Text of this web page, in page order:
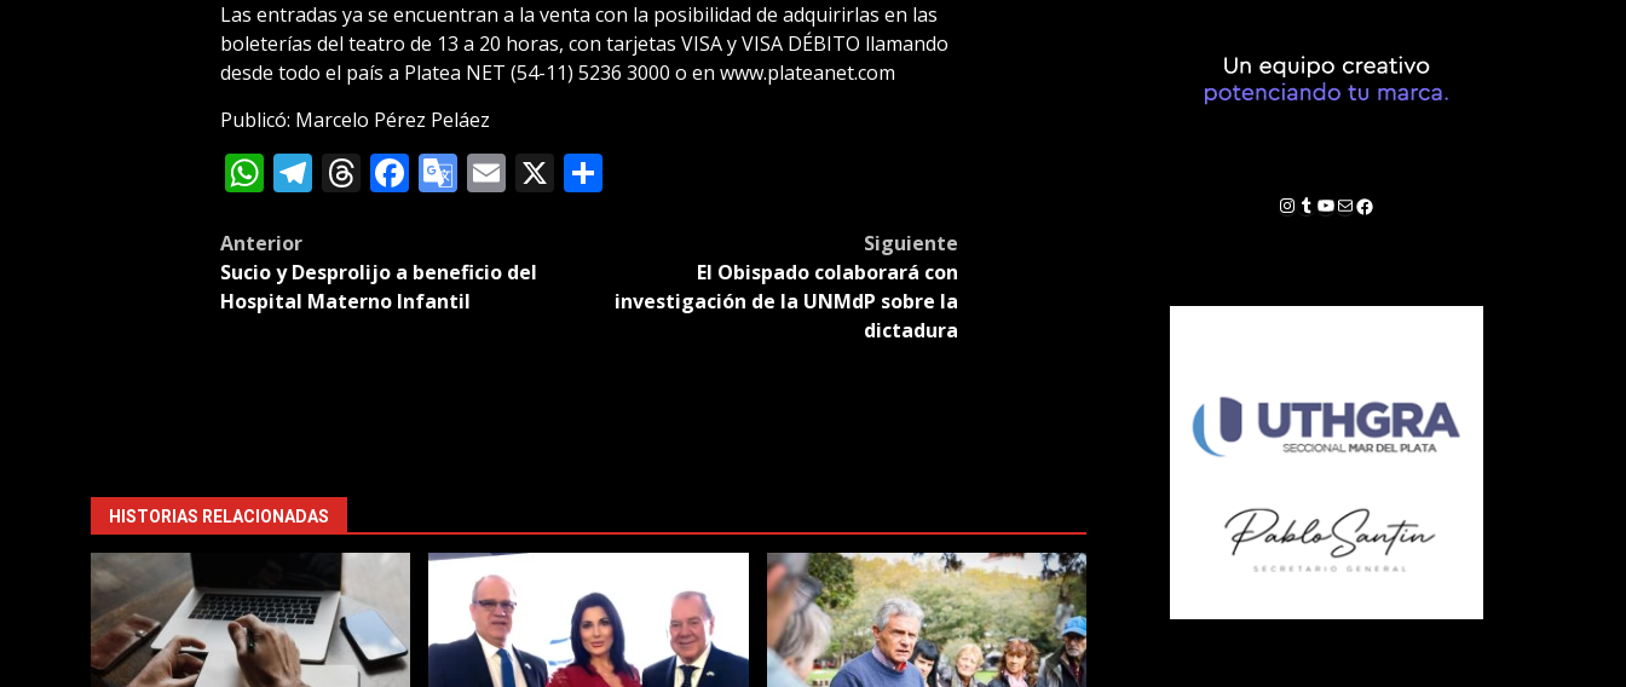
Las entradas ya se encuentran a la venta con la posibilidad de adquirirlas en las
boleterías del teatro de 13 a 20 horas, con tarjetas VISA y VISA DÉBITO llamando
desde todo el país a Platea NET (54-11) 5236 3000 o en www.plateanet.com
Publicó: Marcelo Pérez Peláez
WhatsApp
Telegram
Threads
Facebook
Google
Email
X Compartir
Post
navigation
Anterior
Sucio y Desprolijo a beneficio del
Hospital Materno Infantil
Siguiente
El Obispado colaborará con
investigación de la UNMdP sobre la
dictadura
HISTORIAS RELACIONADAS
Instagram
Tumblr
YouTube
Correo electrónico
Facebook